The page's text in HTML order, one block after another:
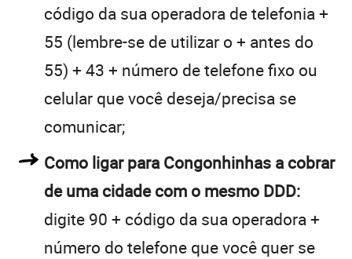
código da sua operadora de telefonia +
55 (lembre-se de utilizar o + antes do
55) + 43 + número de telefone fixo ou
celular que você deseja/precisa se
comunicar;
Como ligar para Congonhinhas a cobrar
de uma cidade com o mesmo DDD:
digite 90 + código da sua operadora +
número do telefone que você quer se